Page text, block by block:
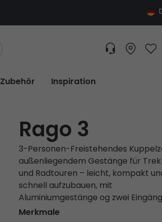
Customer
Find
Zubehör Inspiration
Rago 3
3-Personen-Freistehendes
außenliegendem Gestänge für
und Radtouren – leicht, kompakt
schnell aufzubauen, mit
Aluminiumgestänge og zwei
Merkmale